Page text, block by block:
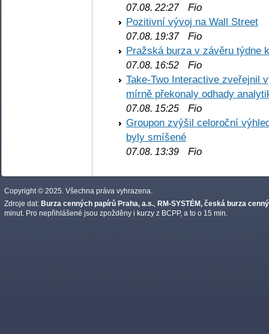
07.08. 22:27Fio
Pozitivní vývoj na Wall Street
07.08. 19:37Fio
Pražská burza v závěru týdne
07.08. 16:52 Fio
Take-Two Interactive zveřejnil
mírně překonaly odhady
07.08. 15:25 Fio
Groupon zvýšil celoroční
byly smíšené
07.08. 13:39 Fio
Copyright © 2025. Všechna práva vyhrazena.
Zdroje dat: Burza cenných papírů Praha, a.s., RM-SYSTÉM, česká burza
minut. Pro nepřihlášené jsou zpožděny i kurzy z BCPP, a to o 15 min.